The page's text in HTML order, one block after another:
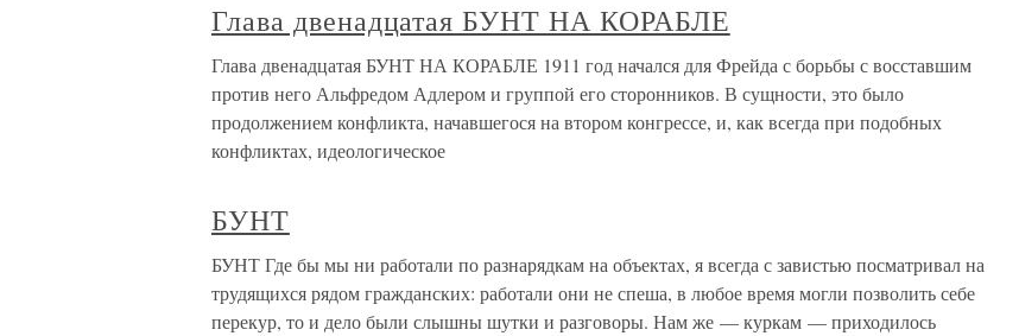
Глава двенадцатая БУНТ НА КОРАБЛЕ
Глава двенадцатая БУНТ НА КОРАБЛЕ 1911 год начался для Фрейда с борьбы с восставшим
против него Альфредом Адлером и группой его сторонников. В сущности, это было
продолжением конфликта, начавшегося на втором конгрессе, и, как всегда при подобных
конфликтах, идеологическое
БУНТ
БУНТ Где бы мы ни работали по разнарядкам на объектах, я всегда с завистью посматривал на
трудящихся рядом гражданских: работали они не спеша, в любое время могли позволить себе
перекур, то и дело были слышны шутки и разговоры. Нам же — куркам — приходилось